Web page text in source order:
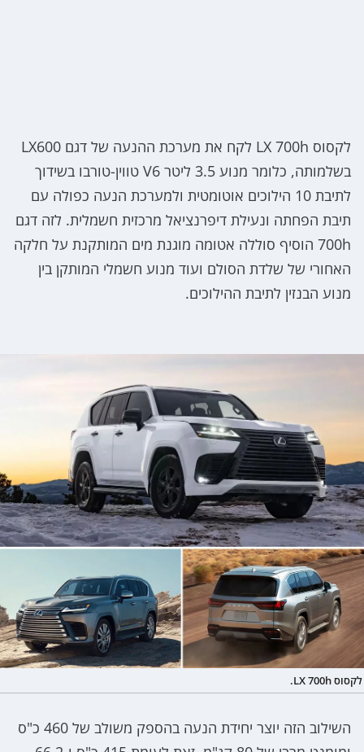
לקסוס LX 700h לקח את מערכת ההנעה של דגם LX600
בשלמותה, כלומר מנוע 3.5 ליטר V6 טווין-טורבו בשידוך
לתיבת 10 הילוכים אוטומטית ולמערכת הנעה כפולה עם
תיבת הפחתה ונעילת דיפרנציאל מרכזית חשמלית. לזה דגם
700h הוסיף סוללה אטומה מוגנת מים המותקנת על חלקה
האחורי של שלדת הסולם ועוד מנוע חשמלי המותקן בין
מנוע הבנזין לתיבת ההילוכים.
לקסוס LX 700h.
השילוב הזה יוצר יחידת הנעה בהספק משולב של 460 כ"ס